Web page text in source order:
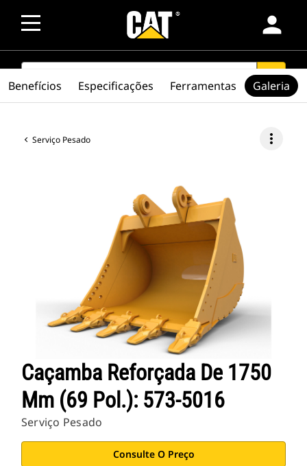
person
SEARCH search
Serviço Pesado more_vert
Caçamba Reforçada De 1750
Mm (69 Pol.): 573-5016
Serviço Pesado
Consulte O Preço
Benefícios Especificações Ferramentas Galeria